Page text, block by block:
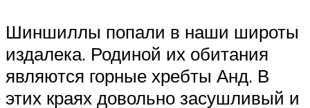
Шиншиллы попали в наши широты
издалека. Родиной их обитания
являются горные хребты Анд. В
этих краях довольно засушливый и